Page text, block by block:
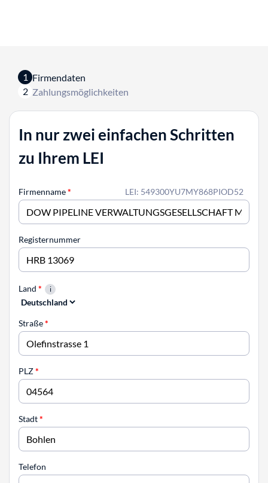
1 Firmendaten
2 Zahlungsmöglichkeiten
In nur zwei einfachen Schritten
zu Ihrem LEI
LEI: 549300YU7MY868PIOD52
Firmenname*
Registernummer
Land *
Straße*
PLZ*
Stadt*
Telefon